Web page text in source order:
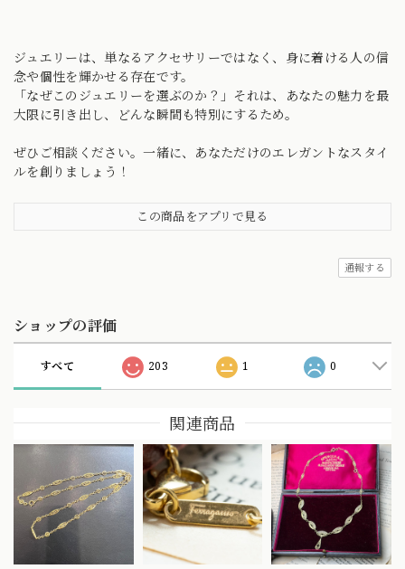
ジュエリーは、単なるアクセサリーではなく、身に着ける人の信
念や個性を輝かせる存在です。
「なぜこのジュエリーを選ぶのか？」それは、あなたの魅力を最
大限に引き出し、どんな瞬間も特別にするため。
ぜひご相談ください。一緒に、あなただけのエレガントなスタイ
ルを創りましょう！
この商品をアプリで見る
通報する
ショップの評価
すべて 203 1 0
関連商品